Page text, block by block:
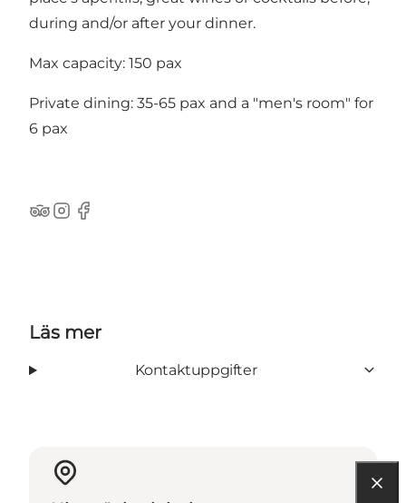
during and/or after your dinner.
Max capacity: 150 pax
Private dining: 35-65 pax and a "men's room" for
6 pax
Tripadvisor
Instagram
Facebook
Läs mer
Kontaktuppgifter